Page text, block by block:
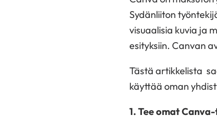
Sydänliiton
visuaalisia kuvia ja
esityksiin. Canvan
Tästä artikkelista
käyttää oman
1. Tee omat